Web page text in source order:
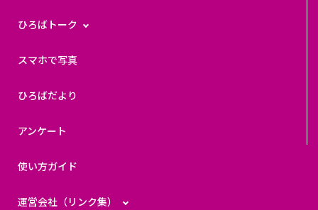
ひろばトーク
スマホで写真
ひろばだより
アンケート
使い方ガイド
運営会社（リンク集）